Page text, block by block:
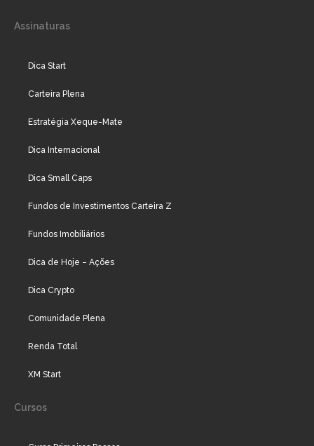
Assinaturas
Dica Start
Carteira Plena
Estratégia Xeque-Mate
Dica Internacional
Dica Small Caps
Fundos de Investimentos Carteira Z
Fundos Imobiliários
Dica de Hoje – Ações
Dica Crypto
Comunidade Plena
Renda Total
XM Start
Cursos